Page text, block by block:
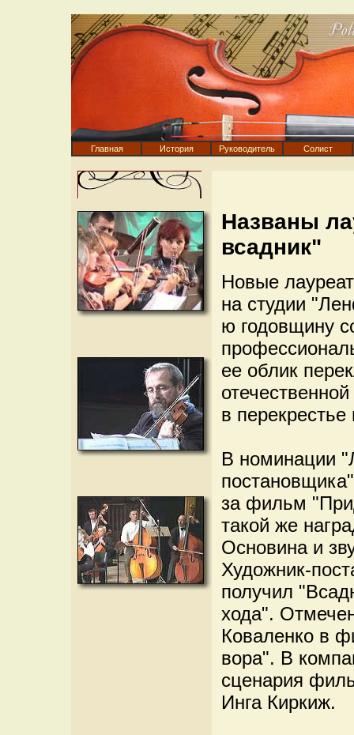
Главная История Руководитель Солист
Названы
всадник"
Новые
на студии
ю годовщину
ее облик
в
В номинации
за фильм
такой же
Основина и
Художник-
получил
хода".
Коваленко в
вора". В
сценария
Инга Киркиж.